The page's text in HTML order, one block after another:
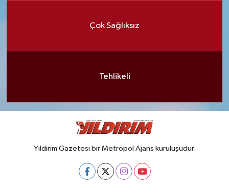
Çok Sağlıksız
Tehlikeli
Yıldırım Gazetesi bir Metropol Ajans kuruluşudur.